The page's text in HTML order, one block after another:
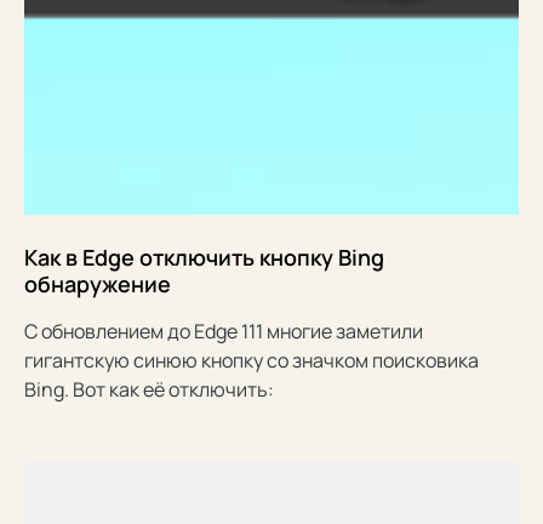
Как в Edge отключить кнопку Bing
обнаружение
С обновлением до Edge 111 многие заметили
гигантскую синюю кнопку со значком поисковика
Bing. Вот как её отключить: